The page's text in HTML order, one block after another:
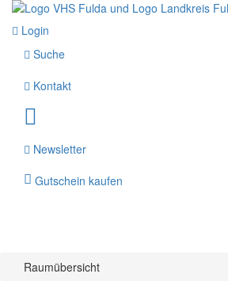
Login
Suche
Kontakt
Newsletter
Gutschein kaufen
Raumübersicht